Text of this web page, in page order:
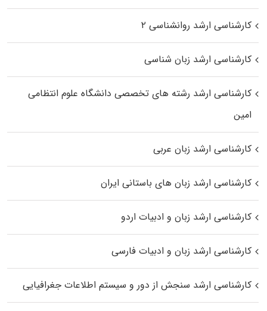
کارشناسی ارشد روانشناسی ۲
کارشناسی ارشد زبان شناسی
کارشناسی ارشد رﺷﺘﻪ ﻫﺎی تخصصی داﻧﺸﮕﺎه ﻋﻠﻮم انتظامی
اﻣﻴﻦ
کارشناسی ارشد زبان عربی
کارشناسی ارشد زبان‌ های باستانی ایران
کارشناسی ارشد زبان و ادبیات اردو
کارشناسی ارشد زبان و ادبیات فارسی
کارشناسی ارشد سنجش از دور و سیستم اطلاعات جغرافیایی